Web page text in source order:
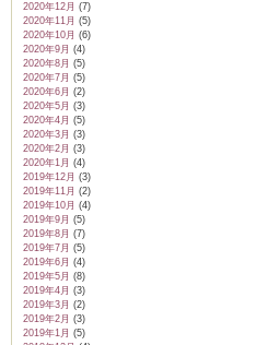
2020年12月 (7)
2020年11月 (5)
2020年10月 (6)
2020年9月 (4)
2020年8月 (5)
2020年7月 (5)
2020年6月 (2)
2020年5月 (3)
2020年4月 (5)
2020年3月 (3)
2020年2月 (3)
2020年1月 (4)
2019年12月 (3)
2019年11月 (2)
2019年10月 (4)
2019年9月 (5)
2019年8月 (7)
2019年7月 (5)
2019年6月 (4)
2019年5月 (8)
2019年4月 (3)
2019年3月 (2)
2019年2月 (3)
2019年1月 (5)